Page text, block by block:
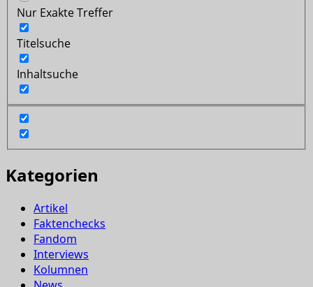
Nur Exakte Treffer
Titelsuche
Inhaltsuche
Kategorien
Artikel
Faktenchecks
Fandom
Interviews
Kolumnen